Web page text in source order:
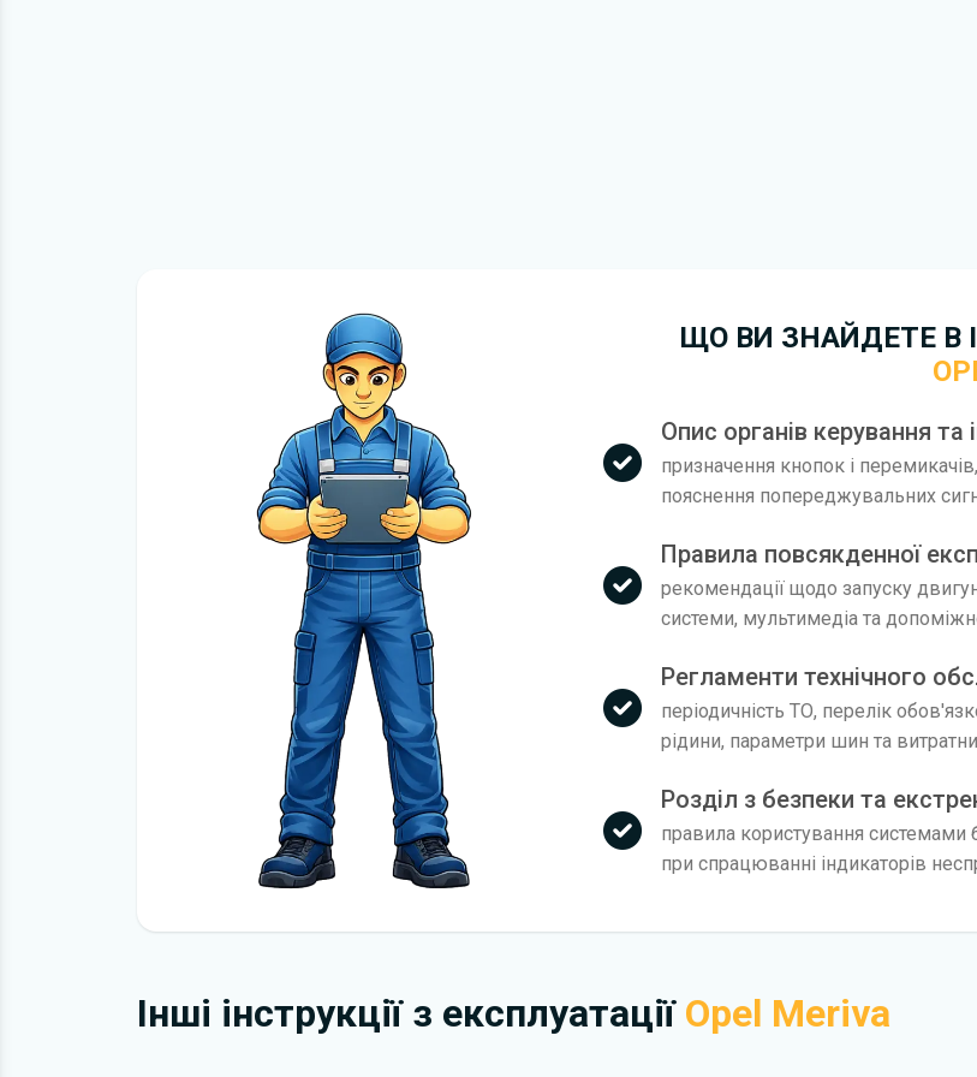
ЩО ВИ ЗНАЙДЕТЕ В
Опис органів керування та
призначення кнопок і
пояснення попереджувальних
Правила повсякденної
рекомендації щодо запуску
системи, мультимедіа та
Регламенти технічного
періодичність ТО, перелік
рідини, параметри шин та
Розділ з безпеки та
правила користування системами
при спрацюванні індикаторів
Інші інструкції з експлуатації Opel Meriva